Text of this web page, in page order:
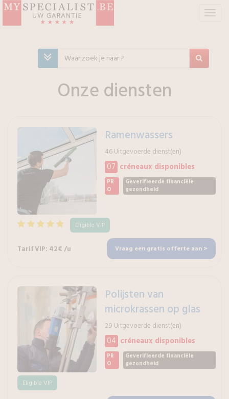
T
Onze diensten
Ramenwassers
46 Uitgevoerde dienst(en)
07 créneaux disponibles
PR
O
Geverifieerde financiële
gezondheid
Eligible VIP
Tarif VIP: 42€ /u Vraag een gratis offerte aan >
Polijsten van
microkrassen op glas
29 Uitgevoerde dienst(en)
04 créneaux disponibles
PR
O
Geverifieerde financiële
gezondheid
Eligible VIP